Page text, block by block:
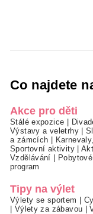
Co najdete
Akce pro děti
Stálé expozice
Výstavy a veletrhy|
a zámcích
Sportovní aktivity|
Vzdělávání
program
Tipy na výlet
Výlety se sportem
Výlety za zábavou |